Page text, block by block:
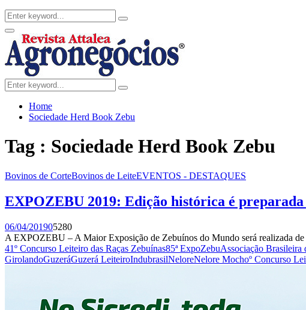
Search
for:
Search
Facebook
Twitter
Instagram
Linkedin
Youtube
Email
Primary
Menu
Search
for:
Search
Home
Sociedade Herd Book Zebu
Tag : Sociedade Herd Book Zebu
Bovinos de CorteBovinos de LeiteEVENTOS - DESTAQUES
EXPOZEBU 2019: Edição histórica é preparada
06/04/201905280
A EXPOZEBU – A Maior Exposição de Zebuínos do Mundo será realizada
41º Concurso Leiteiro das Raças Zebuínas85ª ExpoZebuAssociação
GirolandoGuzeráGuzerá LeiteiroIndubrasilNeloreNelore Mochoº Concurso